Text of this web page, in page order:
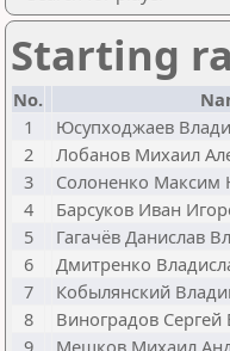
Starting
No.
1
Юсупходжаев
2
Лобанов Михаил
3
Солоненко Максим
4
Барсуков Иван
5
Гагачёв Данислав
6
Дмитренко
7
Кобылянский
8
Виноградов Сергей
9
Мешков Михаил